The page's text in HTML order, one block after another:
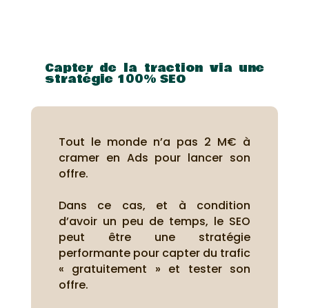
Capter de la traction via une
stratégie 100% SEO
Tout le monde n’a pas 2 M€ à
cramer en Ads pour lancer son
offre.
Dans ce cas, et à condition
d’avoir un peu de temps, le SEO
peut être une stratégie
performante pour capter du trafic
« gratuitement » et tester son
offre.